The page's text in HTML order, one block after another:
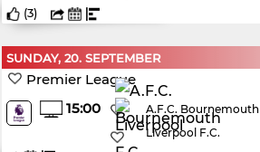
(3)
SUNDAY, 20. SEPTEMBER
Premier League
15:00
A.F.C. Bournemouth
Liverpool F.C.